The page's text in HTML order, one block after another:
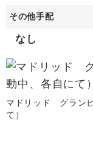
その他手配
なし
マドリッド グラン
て）